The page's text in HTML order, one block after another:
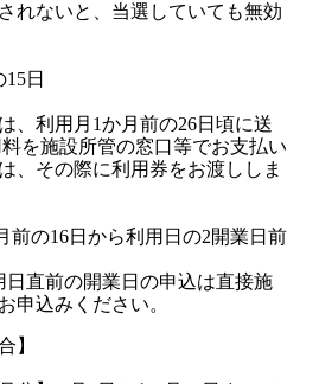
れないと、当選していても無効
日
、利用月1か月前の26日頃に送
を施設所管の窓口等でお支払い
、その際に利用券をお渡ししま
前の16日から利用日の2開業日前
日直前の開業日の申込は直接施
申込みください。
】